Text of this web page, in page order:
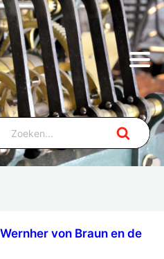
von Braun en de